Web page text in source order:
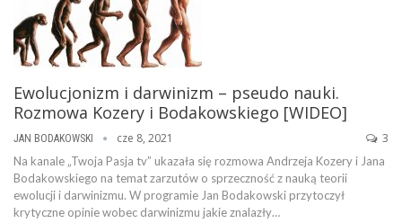
Ewolucjonizm i darwinizm – pseudo nauki.
Rozmowa Kozery i Bodakowskiego [WIDEO]
JAN BODAKOWSKI cze 8, 2021 3
Na kanale „Twoja Pasja tv” ukazała się rozmowa Andrzeja Kozery i Jana
Bodakowskiego na temat zarzutów o sprzeczność z nauką teorii
ewolucji i darwinizmu. W programie Jan Bodakowski przytoczył
krytyczne opinie wobec darwinizmu jakie znalazły…